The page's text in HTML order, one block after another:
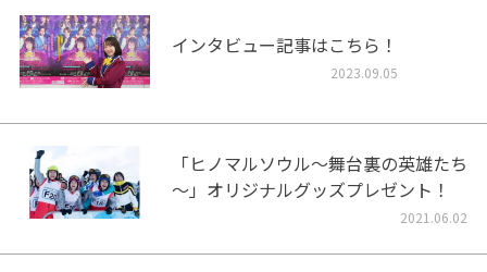
インタビュー記事はこちら！
2023.09.05
「ヒノマルソウル～舞台裏の英雄たち
～」オリジナルグッズプレゼント！
2021.06.02